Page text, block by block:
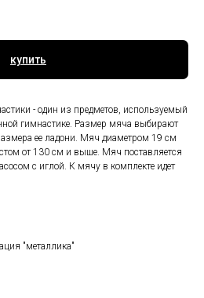
купить
- один из предметов, используемый
гимнастике. Размер мяча выбирают
ее ладони. Мяч диаметром 19 см
от 130 см и выше. Мяч поставляется
с иглой. К мячу в комплекте идет
"металлика"